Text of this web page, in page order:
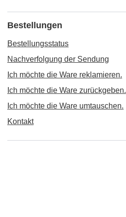
Bestellungen
Bestellungsstatus
Nachverfolgung der Sendung
Ich möchte die Ware reklamieren.
Ich möchte die Ware zurückgeben.
Ich möchte die Ware umtauschen.
Kontakt